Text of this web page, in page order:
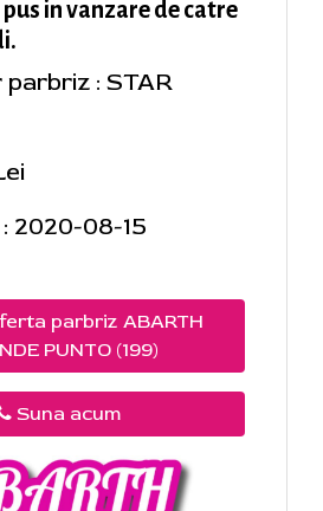
pus in vanzare de catre
: STAR
2020-08-15
parbriz ABARTH
PUNTO (199)
Suna acum